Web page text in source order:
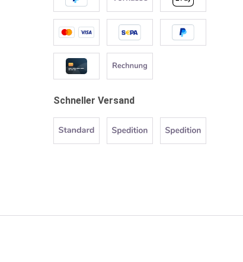
Schneller Versand